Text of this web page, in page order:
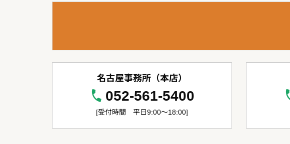
名古屋事務所（本店）
052-561-5400
[受付時間 平日9:00～18:00]